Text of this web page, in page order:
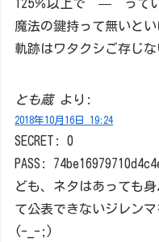
125％以上で”—”って
魔法の鍵持って無いと
軌跡はワタクシご存じ
とも蔵 より:
2018年10月16日 19:24
SECRET: 0
PASS:
ども、ネタはあっても
て公表できないジレン
(-_-;)